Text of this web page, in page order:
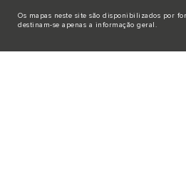
Os mapas neste site são disponibilizados por
destinam-se apenas a informação geral.